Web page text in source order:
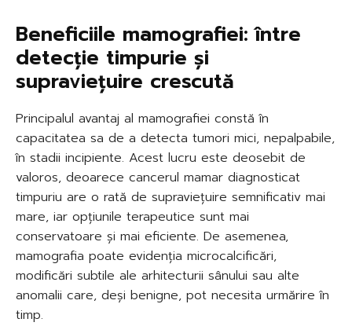
Beneficiile mamografiei: între
detecție timpurie și
supraviețuire crescută
Principalul avantaj al mamografiei constă în
capacitatea sa de a detecta tumori mici, nepalpabile,
în stadii incipiente. Acest lucru este deosebit de
valoros, deoarece cancerul mamar diagnosticat
timpuriu are o rată de supraviețuire semnificativ mai
mare, iar opțiunile terapeutice sunt mai
conservatoare și mai eficiente. De asemenea,
mamografia poate evidenția microcalcificări,
modificări subtile ale arhitecturii sânului sau alte
anomalii care, deși benigne, pot necesita urmărire în
timp.